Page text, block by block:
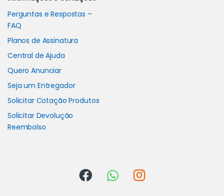
Perguntas e Respostas –
FAQ
Planos de Assinatura
Central de Ajuda
Quero Anunciar
Seja um Entregador
Solicitar Cotação Produtos
Solicitar Devolução
Reembolso